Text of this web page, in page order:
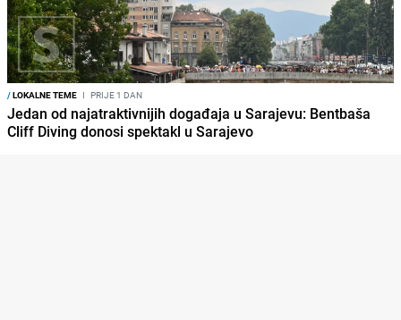
/LOKALNE TEME I PRIJE 1 DAN
Jedan od najatraktivnijih događaja u Sarajevu: Bentbaša
Cliff Diving donosi spektakl u Sarajevo